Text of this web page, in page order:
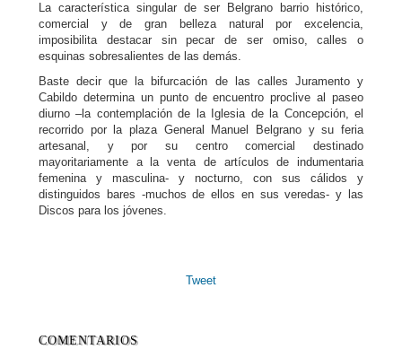
La característica singular de ser Belgrano barrio histórico,
comercial y de gran belleza natural por excelencia,
imposibilita destacar sin pecar de ser omiso, calles o
esquinas sobresalientes de las demás.
Baste decir que la bifurcación de las calles Juramento y
Cabildo determina un punto de encuentro proclive al paseo
diurno –la contemplación de la Iglesia de la Concepción, el
recorrido por la plaza General Manuel Belgrano y su feria
artesanal, y por su centro comercial destinado
mayoritariamente a la venta de artículos de indumentaria
femenina y masculina- y nocturno, con sus cálidos y
distinguidos bares -muchos de ellos en sus veredas- y las
Discos para los jóvenes.
Tweet
COMENTARIOS